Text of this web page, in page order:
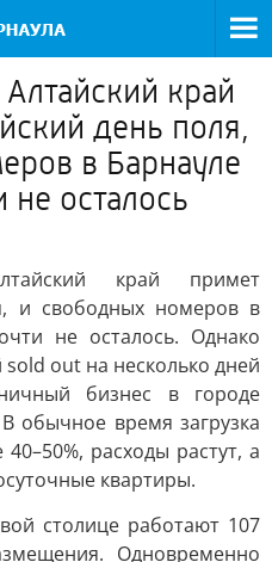
край
день поля,
в Барнауле
не осталось
край примет
и свободных номеров в
не осталось. Однако
out на несколько дней
бизнес в городе
обычное время загрузка
расходы растут, а
квартиры.
столице работают 107
Одновременно